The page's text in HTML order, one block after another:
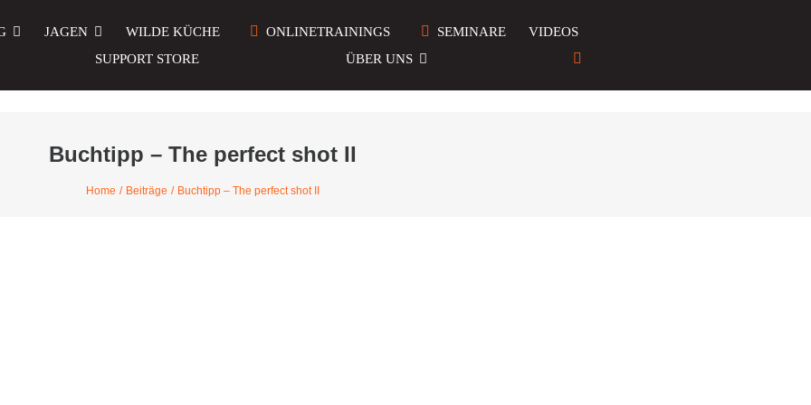
JAGEN WILDE KÜCHE ONLINETRAININGS SEMINARE
VIDEOS
SUPPORT STORE ÜBER UNS
Buchtipp – The perfect shot II
Home Beiträge Buchtipp – The perfect shot II